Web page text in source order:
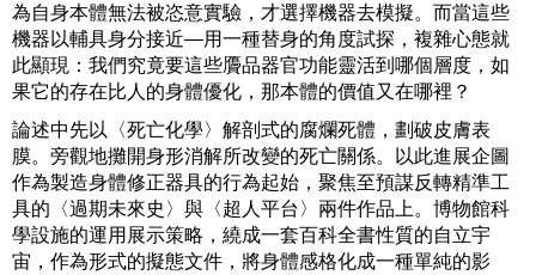
為自身本體無法被恣意實驗，才選擇機器去模擬。而當這些
機器以輔具身分接近—用一種替身的角度試探，複雜心態就
此顯現：我們究竟要這些贗品器官功能靈活到哪個層度，如
果它的存在比人的身體優化，那本體的價值又在哪裡？
論述中先以〈死亡化學〉解剖式的腐爛死體，劃破皮膚表
膜。旁觀地攤開身形消解所改變的死亡關係。以此進展企圖
作為製造身體修正器具的行為起始，聚焦至預謀反轉精準工
具的〈過期未來史〉與〈超人平台〉兩件作品上。博物館科
學設施的運用展示策略，繞成一套百科全書性質的自立宇
宙，作為形式的擬態文件，將身體感格化成一種單純的影